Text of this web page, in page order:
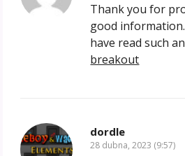
Thank you for
good
have read such
breakout
dordle
28 dubna, 2023 (9:57)